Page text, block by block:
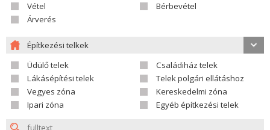
Vétel
Bérbevétel
Árverés
Építkezési telkek
Üdülő telek
Családiház telek
Lákásépítési telek
Telek polgári ellátáshoz
Vegyes zóna
Kereskedelmi zóna
Ipari zóna
Egyéb építkezési telek